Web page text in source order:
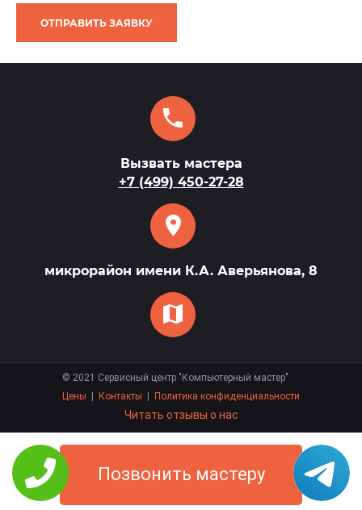
ОТПРАВИТЬ ЗАЯВКУ
Вызвать мастера
+7 (499) 450-27-28
микрорайон имени К.А. Аверьянова, 8
© 2021 Сервисный центр "Компьютерный мастер"
Цены
Контакты Политика конфиденциальности
Читать отзывы о нас
Позвонить мастеру